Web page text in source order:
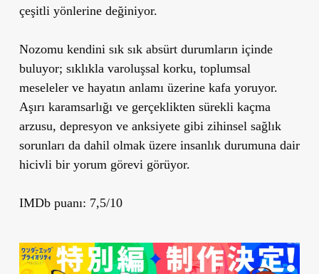
çeşitli yönlerine değiniyor.
Nozomu kendini sık sık absürt durumların içinde
buluyor; sıklıkla varoluşsal korku, toplumsal
meseleler ve hayatın anlamı üzerine kafa yoruyor.
Aşırı karamsarlığı ve gerçeklikten sürekli kaçma
arzusu, depresyon ve anksiyete gibi zihinsel sağlık
sorunları da dahil olmak üzere insanlık durumuna dair
hicivli bir yorum görevi görüyor.
IMDb puanı: 7,5/10